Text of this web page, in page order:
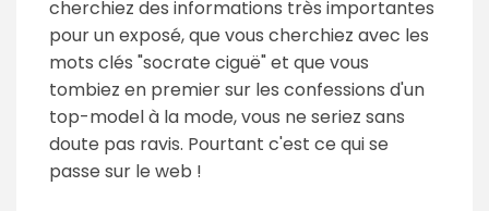
cherchiez des informations très importantes
pour un exposé, que vous cherchiez avec les
mots clés "socrate ciguë" et que vous
tombiez en premier sur les confessions d'un
top-model à la mode, vous ne seriez sans
doute pas ravis. Pourtant c'est ce qui se
passe sur le web !